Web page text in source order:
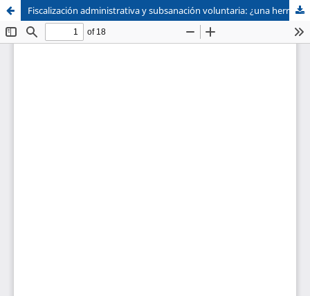
Sistema de
Bibliotecas
Facultad de
Derecho
Fiscalización administrativa y subsanación voluntaria: ¿una herramienta para promover el cumplimiento normativo o una figura limitada por la Administración?